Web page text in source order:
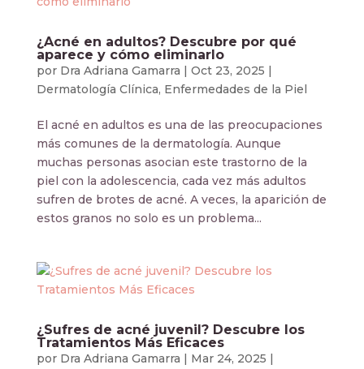
¿Acné en adultos? Descubre por qué
aparece y cómo eliminarlo
por Dra Adriana Gamarra | Oct 23, 2025 |
Dermatología Clínica, Enfermedades de la Piel
El acné en adultos es una de las preocupaciones
más comunes de la dermatología. Aunque
muchas personas asocian este trastorno de la
piel con la adolescencia, cada vez más adultos
sufren de brotes de acné. A veces, la aparición de
estos granos no solo es un problema...
¿Sufres de acné juvenil? Descubre los
Tratamientos Más Eficaces
por Dra Adriana Gamarra | Mar 24, 2025 |